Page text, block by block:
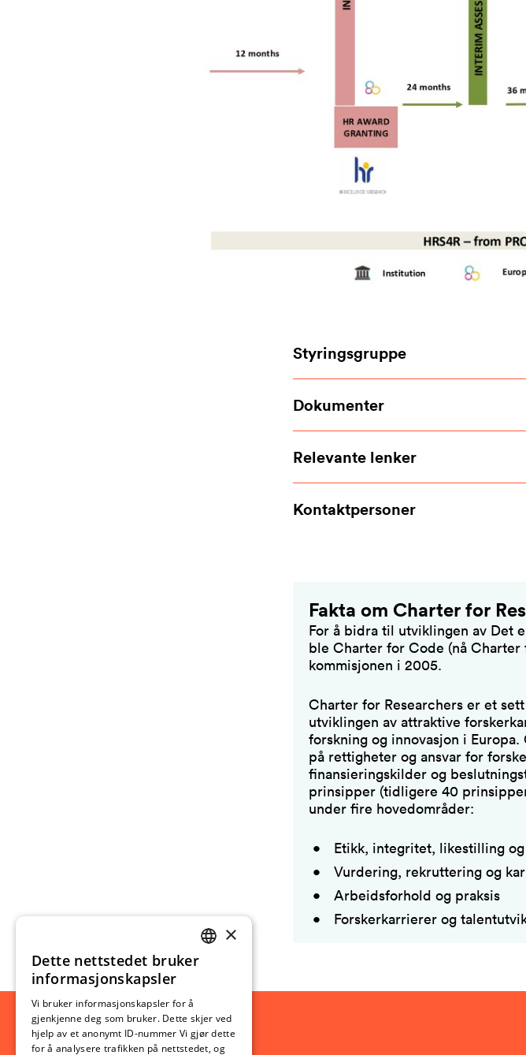
Styringsgruppe
Dokumenter
Relevante lenker
Kontaktpersoner
Fakta om Charter for
For å bidra til utviklingen av Det
ble Charter for Code (nå Charter
kommisjonen i 2005.
Charter for Researchers er et
utviklingen av attraktive
forskning og innovasjon i
på rettigheter og ansvar for
finansieringskilder og
prinsipper (tidligere 40
under fire hovedområder:
Etikk, integritet, likestilling
Vurdering, rekruttering og
Arbeidsforhold og praksis
Forskerkarrierer og
NORWEGIAN
×
Dette nettstedet bruker
informasjonskapsler
Vi bruker informasjonskapsler for å
gjenkjenne deg som bruker. Dette skjer ved
hjelp av et anonymt ID-nummer Vi gjør dette
for å analysere trafikken på nettstedet, og